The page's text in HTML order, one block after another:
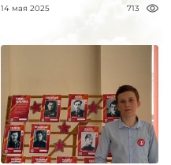
14 мая 2025 713